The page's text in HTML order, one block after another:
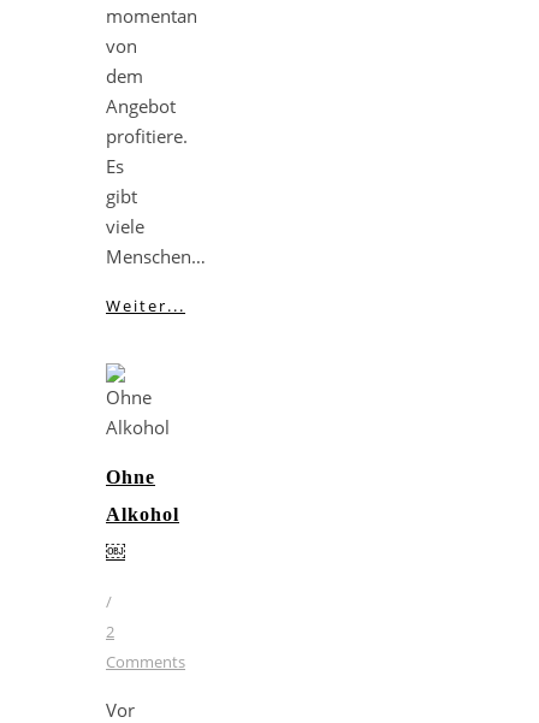
momentan
von
dem
Angebot
profitiere.
Es
gibt
viele
Menschen…
Weiter...
Ohne
Alkohol
￼
/
2
Comments
Vor